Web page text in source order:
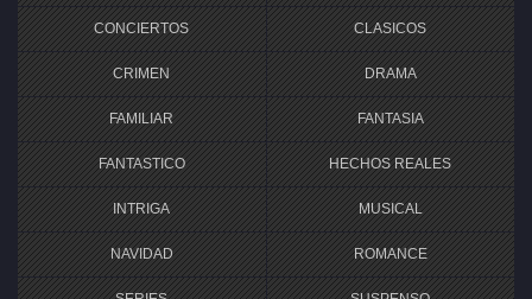
CONCIERTOS CLASICOS
CRIMEN DRAMA
FAMILIAR FANTASIA
FANTASTICO HECHOS REALES
INTRIGA MUSICAL
NAVIDAD ROMANCE